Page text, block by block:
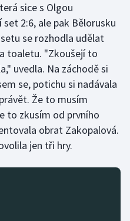
sice s Olgou
2:6, ale pak Bělorusku
se rozhodla udělat
toaletu. "Zkoušejí to
uvedla. Na záchodě si
se, potichu si nadávala
Že to musím
to zkusím od prvního
obrat Zakopalová.
jen tři hry.